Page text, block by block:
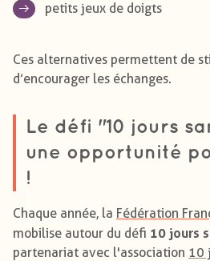
petits jeux de doigts
Ces alternatives permettent de
d’encourager les échanges.
Le défi "10 jours
une opportunité
!
Chaque année, la Fédération
mobilise autour du défi 10 jours
partenariat avec l'association 10